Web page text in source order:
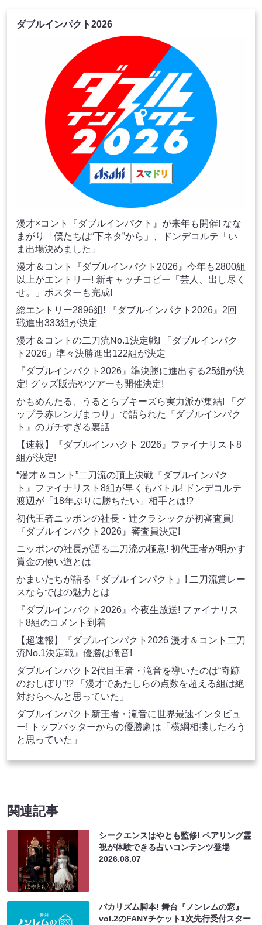
ダブルインパクト2026
漫才×コント『ダブルインパクト』が来年も開催! なな
まがり「僕たちは“下ネタ”から」、ドンデコルテ「い
ま出場決めました」
漫才＆コント『ダブルインパクト2026』今年も2800組
以上がエントリー! 新キャッチコピー「芸人、出し尽く
せ。」ポスターも完成!
総エントリー2896組! 『ダブルインパクト2026』2回
戦進出333組が決定
漫才＆コントの二刀流No.1決定戦! 「ダブルインパク
ト2026」準々決勝進出122組が決定
『ダブルインパクト2026』準決勝に進出する25組が決
定! グッズ販売やツアーも開催決定!
かもめんたる、うるとらブキーズら実力派が集結! 「グ
ップラ赤レンガまつり」で語られた『ダブルインパク
ト』のガチすぎる裏話
【速報】『ダブルインパクト 2026』ファイナリスト8
組が決定!
“漫才＆コント”二刀流の頂上決戦『ダブルインパク
ト』ファイナリスト8組が早くもバトル! ドンデコルテ
渡辺が「18年ぶりに勝ちたい」相手とは!?
初代王者ニッポンの社長・辻クラシックが初審査員!
『ダブルインパクト2026』審査員決定!
ニッポンの社長が語る二刀流の極意! 初代王者が明かす
賞金の使い道とは
かまいたちが語る『ダブルインパクト』! 二刀流賞レー
スならではの魅力とは
『ダブルインパクト2026』今夜生放送! ファイナリス
ト8組のコメント到着
【超速報】『ダブルインパクト2026 漫才＆コント二刀
流No.1決定戦』優勝は滝音!
ダブルインパクト2代目王者・滝音を導いたのは“奇跡
のおしぼり”!? 「漫才であたしらの点数を超える組は絶
対おらへんと思っていた」
ダブルインパクト新王者・滝音に世界最速インタビュ
ー! トップバッターからの優勝劇は「横綱相撲したろう
と思っていた」
関連記事
シークエンスはやとも監修! ペアリング霊
視が体験できる占いコンテンツ登場
2026.08.07
バカリズム脚本! 舞台『ノンレムの窓』
vol.2のFANYチケット1次先行受付スター